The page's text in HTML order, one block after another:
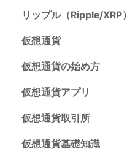
リップル（Ripple/XRP）
仮想通貨
仮想通貨の始め方
仮想通貨アプリ
仮想通貨取引所
仮想通貨基礎知識